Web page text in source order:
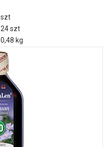
szt
24 szt
0,48 kg